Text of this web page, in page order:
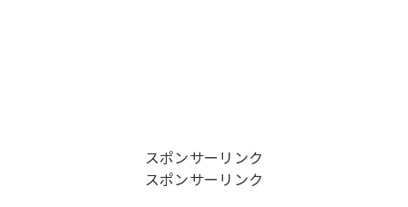
スポンサーリンク
スポンサーリンク